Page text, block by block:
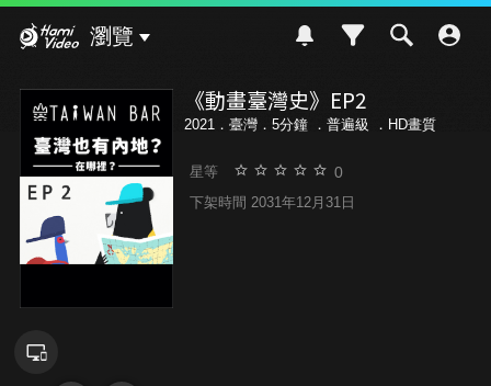
瀏覽
《動畫臺灣史》EP2
2021．臺灣．5分鐘 ． 普遍級 ．HD畫質
星等 0
下架時間 2031年12月31日